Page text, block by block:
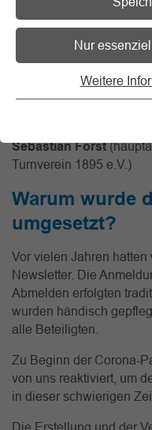
Nur
Weitere
Newsletter
Pressewartin,
Sebastian Forst
Turnverein 1895 e.V.)
Warum wurde
umgesetzt?
Vor vielen Jahren
Newsletter. Die
Abmelden erfolgten
wurden händisch
alle Beteiligten.
Zu Beginn der Corona-
von uns reaktiviert, um
in dieser schwierigen
Die Erstellung und der